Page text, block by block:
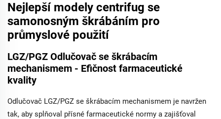
Nejlepší modely centrifug se
samonosným škrábáním pro
průmyslové použití
LGZ/PGZ Odlučovač se škrábacím
mechanismem - Efičnost farmaceutické
kvality
Odlučovač LGZ/PGZ se škrábacím mechanismem je navržen
tak, aby splňoval přísné farmaceutické normy a zajišťoval